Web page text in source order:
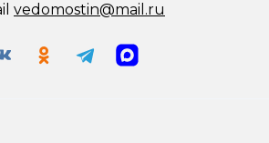
vedomostin@mail.ru